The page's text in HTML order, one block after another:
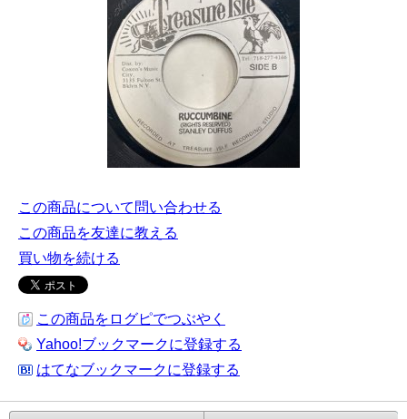
この商品について問い合わせる
この商品を友達に教える
買い物を続ける
この商品をログピでつぶやく
Yahoo!ブックマークに登録する
はてなブックマークに登録する